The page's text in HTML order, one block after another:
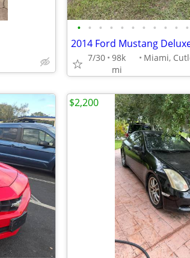
• • • • • • • • • • •
7/30 98k
mi
$2,200